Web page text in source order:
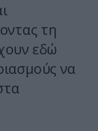
τη
εδώ
να